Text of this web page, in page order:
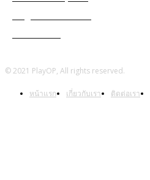
© 2021 PlayOP, All rights reserved.
หน้าแรก เกี่ยวกับเรา ติดต่อเรา